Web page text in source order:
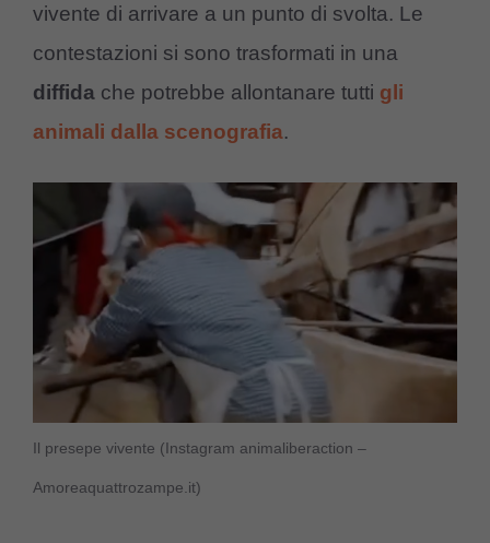
vivente di arrivare a un punto di svolta. Le
contestazioni si sono trasformati in una
diffida che potrebbe allontanare tutti gli
animali dalla scenografia.
Il presepe vivente (Instagram animaliberaction –
Amoreaquattrozampe.it)